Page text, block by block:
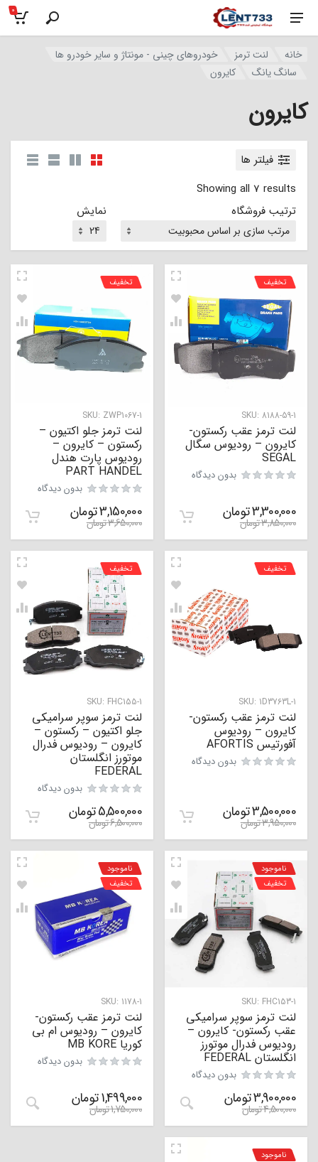
0
خانه لنت ترمز
خودروهای چینی - مونتاژ و سایر خودرو ها
سانگ یانگ
کایرون
کایرون
فیلتر ها
Showing all 7 results
ترتیب فروشگاه
نمایش
SKU: 8188-59-1
تخفیف
لنت ترمز عقب رکستون-
کایرون – رودیوس سگال
SEGAL
بدون دیدگاه
3,300,000تومان
3,850,000تومان
SKU: ZWP1067-1
تخفیف
لنت ترمز جلو اکتیون –
رکستون – کایرون –
رودیوس پارت هندل
PART HANDEL
بدون دیدگاه
3,150,000تومان
3,650,000تومان
SKU: 1D3763L-1
تخفیف
لنت ترمز عقب رکستون-
کایرون – رودیوس
آفورتیس AFORTIS
بدون دیدگاه
3,500,000تومان
3,950,000تومان
SKU: FHC155-1
تخفیف
لنت ترمز سوپر سرامیکی
جلو اکتیون – رکستون –
کایرون – رودیوس فدرال
موتورز انگلستان
FEDERAL
بدون دیدگاه
5,500,000تومان
6,500,000تومان
SKU: FHC153-1
ناموجود
تخفیف
لنت ترمز سوپر سرامیکی
عقب رکستون- کایرون –
رودیوس فدرال موتورز
انگلستان FEDERAL
بدون دیدگاه
3,900,000تومان
4,500,000تومان
SKU: 1178-1
ناموجود
تخفیف
لنت ترمز عقب رکستون-
کایرون – رودیوس ام بی
کوریا MB KORE
بدون دیدگاه
1,499,000تومان
1,750,000تومان
ناموجود